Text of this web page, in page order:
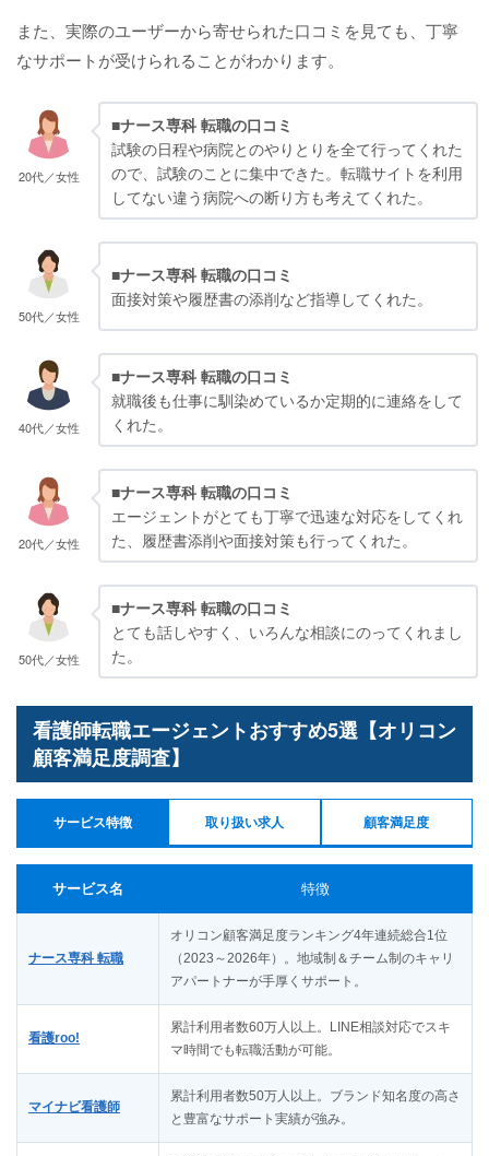
また、実際のユーザーから寄せられた口コミを見ても、丁寧
なサポートが受けられることがわかります。
20代／女性
■ナース専科 転職の口コミ
試験の日程や病院とのやりとりを全て行ってくれた
ので、試験のことに集中できた。転職サイトを利用
してない違う病院への断り方も考えてくれた。
50代／女性
■ナース専科 転職の口コミ
面接対策や履歴書の添削など指導してくれた。
40代／女性
■ナース専科 転職の口コミ
就職後も仕事に馴染めているか定期的に連絡をして
くれた。
20代／女性
■ナース専科 転職の口コミ
エージェントがとても丁寧で迅速な対応をしてくれ
た、履歴書添削や面接対策も行ってくれた。
50代／女性
■ナース専科 転職の口コミ
とても話しやすく、いろんな相談にのってくれまし
た。
看護師転職エージェントおすすめ5選【オリコン
顧客満足度調査】
サービス特徴 取り扱い求人 顧客満足度
サービス名 特徴
ナース専科 転職
オリコン顧客満足度ランキング4年連続総合1位
（2023～2026年）。地域制＆チーム制のキャリ
アパートナーが手厚くサポート。
看護roo!
累計利用者数60万人以上。LINE相談対応でスキ
マ時間でも転職活動が可能。
マイナビ看護師
累計利用者数50万人以上。ブランド知名度の高さ
と豊富なサポート実績が強み。